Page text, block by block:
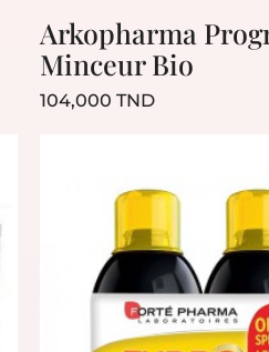
Arkopharma
Minceur Bio
104,000 TNDPrix